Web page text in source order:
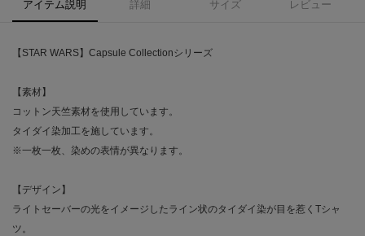
アイテム説明 詳細 サイズ レビュー
【STAR WARS】Capsule Collectionシリーズ
【素材】
コットン天竺素材を使用しています。
タイダイ染加工を施しています。
※一枚一枚、染めの表情が異なります。
【デザイン】
ライトセーバーの光をイメージしたライン状のタイダイ染が目を惹くTシャ
ツ。